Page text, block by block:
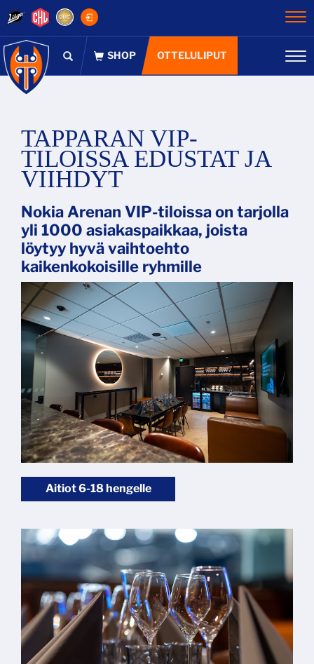
OTTELULIPUT
TAPPARAN VIP-
TILOISSA EDUSTAT JA
VIIHDYT
Nokia Arenan VIP-tiloissa on tarjolla
yli 1000 asiakaspaikkaa, joista
löytyy hyvä vaihtoehto
kaikenkokoisille ryhmille
Aitiot 6-18 hengelle